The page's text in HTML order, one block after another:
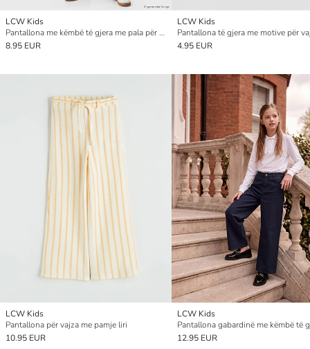
LCW Kids
Pantallona me këmbë të gjera me pala për vajza
8.95 EUR
LCW Kids
Pantallona të gjera me motive për
4.95 EUR
LCW Kids
Pantallona për vajza me pamje liri
10.95 EUR
LCW Kids
12.95 EUR